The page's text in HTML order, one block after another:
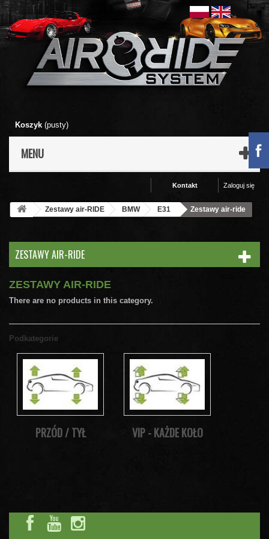
Koszyk (pusty)
MENU
Zaloguj się
Kontakt
Zestawy air-RIDE BMW E31 Zestawy air-ride
ZESTAWY AIR-RIDE
ZESTAWY AIR-RIDE
There are no products in this category.
Podkategorie
PRZÓD / TYŁ VIP - KAŻDE KOŁO